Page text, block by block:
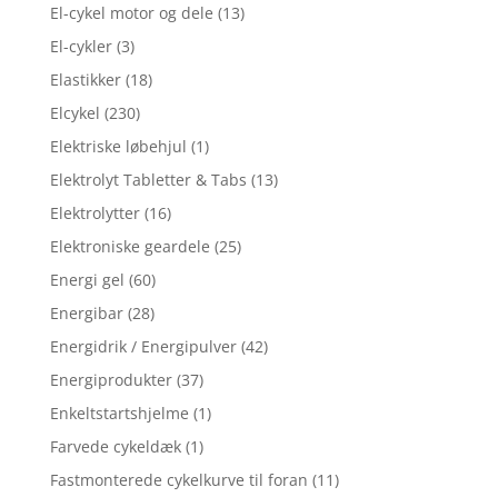
El-cykel motor og dele (13)
El-cykler (3)
Elastikker (18)
Elcykel (230)
Elektriske løbehjul (1)
Elektrolyt Tabletter & Tabs (13)
Elektrolytter (16)
Elektroniske geardele (25)
Energi gel (60)
Energibar (28)
Energidrik / Energipulver (42)
Energiprodukter (37)
Enkeltstartshjelme (1)
Farvede cykeldæk (1)
Fastmonterede cykelkurve til foran (11)